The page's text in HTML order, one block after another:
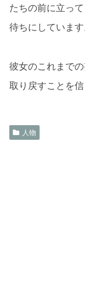
たちの前に立っ
待ちにしています
彼女のこれまで
取り戻すことを
人物